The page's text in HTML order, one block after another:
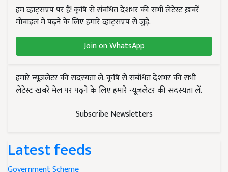
हम व्हाट्सएप पर हैं! कृषि से संबंधित देशभर की सभी लेटेस्ट ख़बरें
मोबाइल में पढ़ने के लिए हमारे व्हाट्सएप से जुड़ें.
Join on WhatsApp
हमारे न्यूज़लेटर की सदस्यता लें. कृषि से संबंधित देशभर की सभी
लेटेस्ट ख़बरें मेल पर पढ़ने के लिए हमारे न्यूज़लेटर की सदस्यता लें.
Subscribe Newsletters
Latest feeds